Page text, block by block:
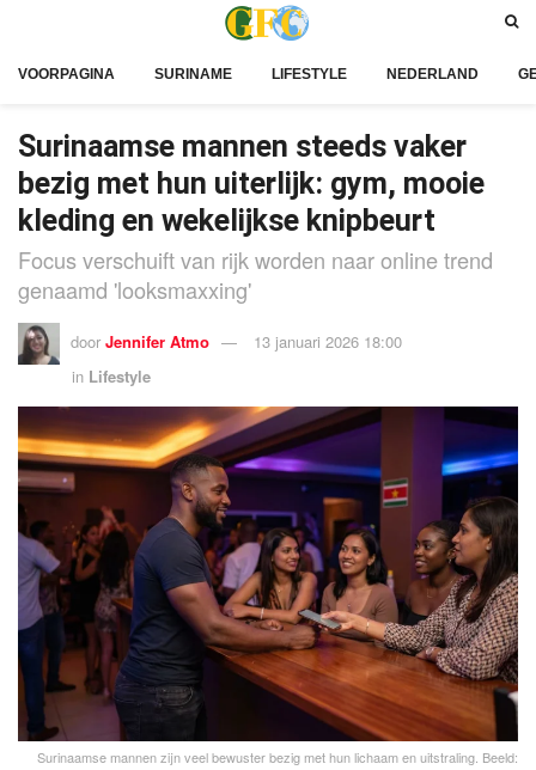
VOORPAGINA SURINAME LIFESTYLE NEDERLAND
Surinaamse mannen steeds vaker
bezig met hun uiterlijk: gym, mooie
kleding en wekelijkse knipbeurt
Focus verschuift van rijk worden naar online trend
genaamd 'looksmaxxing'
door Jennifer Atmo
13 januari 2026 18:00
in Lifestyle
Surinaamse mannen zijn veel bewuster bezig met hun lichaam en uitstraling. Beeld: